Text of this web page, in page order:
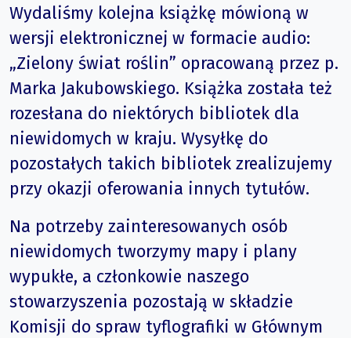
Wydaliśmy kolejna książkę mówioną w
wersji elektronicznej w formacie audio:
„Zielony świat roślin” opracowaną przez p.
Marka Jakubowskiego. Książka została też
rozesłana do niektórych bibliotek dla
niewidomych w kraju. Wysyłkę do
pozostałych takich bibliotek zrealizujemy
przy okazji oferowania innych tytułów.
Na potrzeby zainteresowanych osób
niewidomych tworzymy mapy i plany
wypukłe, a członkowie naszego
stowarzyszenia pozostają w składzie
Komisji do spraw tyflografiki w Głównym